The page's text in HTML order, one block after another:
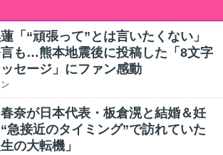
「“頑張って”とは言いたくない」
言も…熊本地震後に投稿した「8文字
セージ」にファン感動
奈が日本代表・板倉滉と結婚＆妊
急接近のタイミング”で訪れていた
生の大転機」